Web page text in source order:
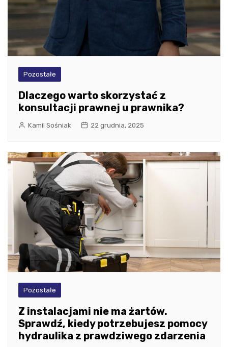
Pozostałe
Dlaczego warto skorzystać z
konsultacji prawnej u prawnika?
Kamil Sośniak 22 grudnia, 2025
Pozostałe
Z instalacjami nie ma żartów.
Sprawdź, kiedy potrzebujesz pomocy
hydraulika z prawdziwego zdarzenia